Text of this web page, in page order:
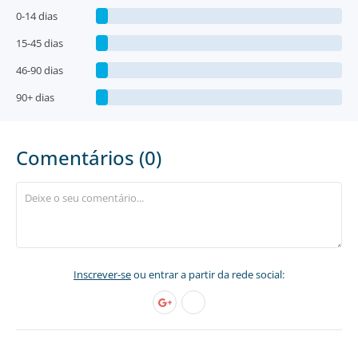
0-14 dias
15-45 dias
46-90 dias
90+ dias
Comentários (0)
Inscrever-seou entrar a partir da rede social: